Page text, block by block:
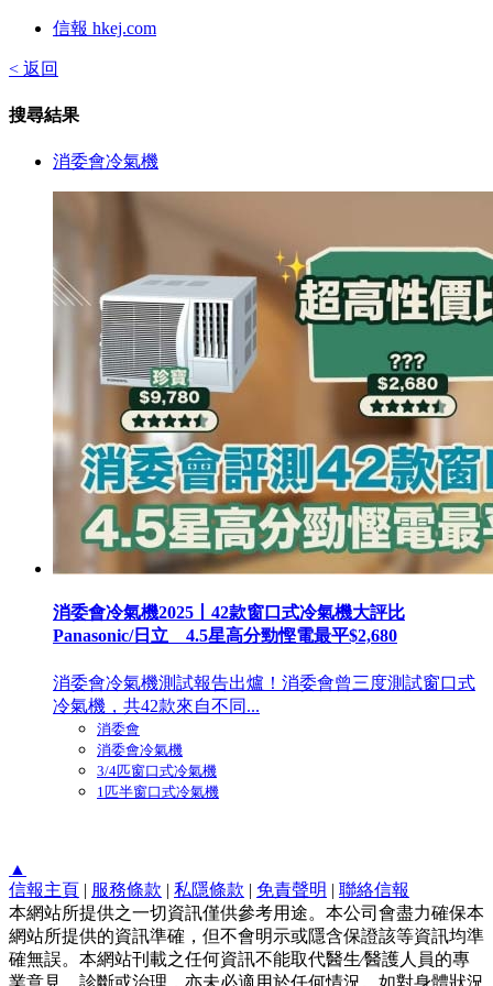
信報 hkej.com
< 返回
搜尋結果
消委會冷氣機
消委會冷氣機2025丨42款窗口式冷氣機大評比
Panasonic/日立 4.5星高分勁慳電最平$2,680
消委會冷氣機測試報告出爐！消委會曾三度測試窗口式
冷氣機，共42款來自不同...
消委會
消委會冷氣機
3/4匹窗口式冷氣機
1匹半窗口式冷氣機
▲
信報主頁 | 服務條款 | 私隱條款 | 免責聲明 | 聯絡信報
本網站所提供之一切資訊僅供參考用途。本公司會盡力確保本
網站所提供的資訊準確，但不會明示或隱含保證該等資訊均準
確無誤。本網站刊載之任何資訊不能取代醫生∕醫護人員的專
業意見、診斷或治理，亦未必適用於任何情況。如對身體狀況